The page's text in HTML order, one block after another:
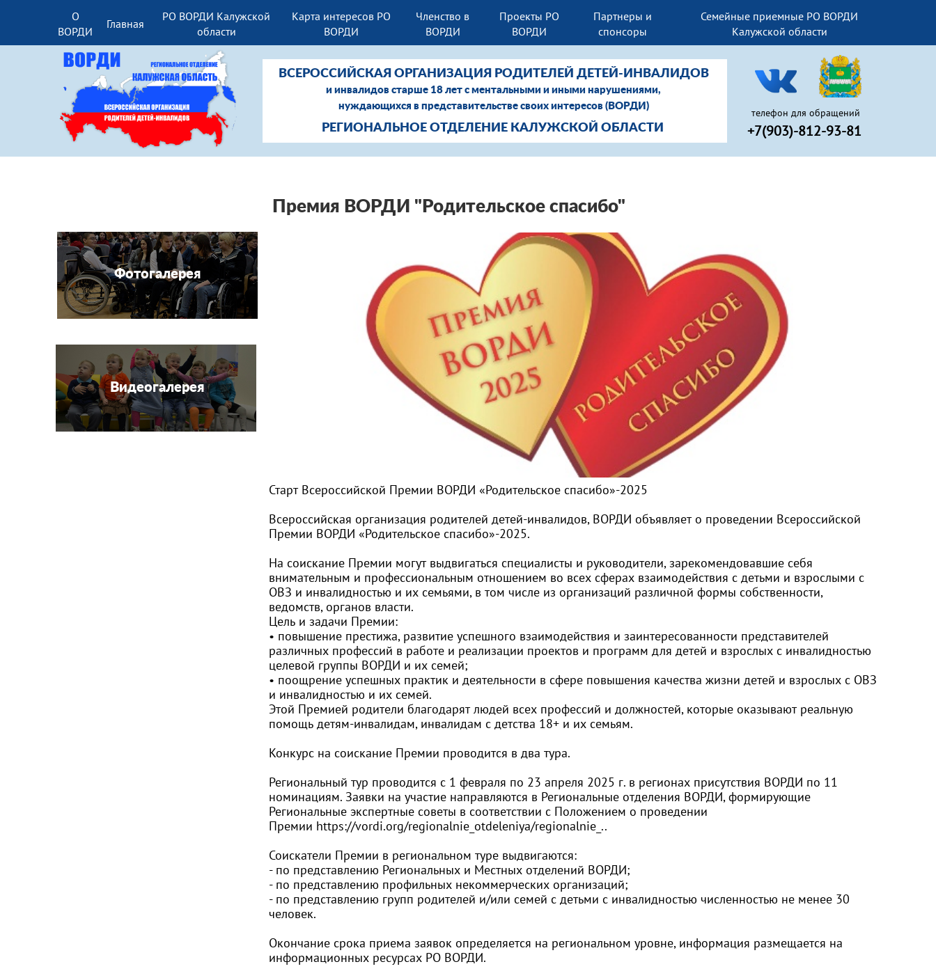
О
ВОРДИ
Главная
РО ВОРДИ Калужской
области
Карта интересов РО
ВОРДИ
Членство в
ВОРДИ
Проекты РО
ВОРДИ
Партнеры и
спонсоры
Семейные приемные РО ВОРДИ
Калужской области
ВСЕРОССИЙСКАЯ ОРГАНИЗАЦИЯ РОДИТЕЛЕЙ ДЕТЕЙ-ИНВАЛИДОВ
и инвалидов старше 18 лет с ментальными и иными нарушениями,
нуждающихся в представительстве своих интересов (ВОРДИ)
РЕГИОНАЛЬНОЕ ОТДЕЛЕНИЕ КАЛУЖСКОЙ ОБЛАСТИ
телефон для обращений
+7(903)-812-93-81
Фотогалерея
Видеогалерея
Премия ВОРДИ "Родительское спасибо"
Старт Всероссийской Премии ВОРДИ «Родительское спасибо»-2025
Всероссийская организация родителей детей-инвалидов, ВОРДИ объявляет о проведении Всероссийской
Премии ВОРДИ «Родительское спасибо»-2025.
На соискание Премии могут выдвигаться специалисты и руководители, зарекомендовавшие себя
внимательным и профессиональным отношением во всех сферах взаимодействия с детьми и взрослыми с
ОВЗ и инвалидностью и их семьями, в том числе из организаций различной формы собственности,
ведомств, органов власти.
Цель и задачи Премии:
• повышение престижа, развитие успешного взаимодействия и заинтересованности представителей
различных профессий в работе и реализации проектов и программ для детей и взрослых с инвалидностью
целевой группы ВОРДИ и их семей;
• поощрение успешных практик и деятельности в сфере повышения качества жизни детей и взрослых с ОВЗ
и инвалидностью и их семей.
Этой Премией родители благодарят людей всех профессий и должностей, которые оказывают реальную
помощь детям-инвалидам, инвалидам с детства 18+ и их семьям.
Конкурс на соискание Премии проводится в два тура.
Региональный тур проводится с 1 февраля по 23 апреля 2025 г. в регионах присутствия ВОРДИ по 11
номинациям. Заявки на участие направляются в Региональные отделения ВОРДИ, формирующие
Региональные экспертные советы в соответствии с Положением о проведении
Премии https://vordi.org/regionalnie_otdeleniya/regionalnie_..
Соискатели Премии в региональном туре выдвигаются:
- по представлению Региональных и Местных отделений ВОРДИ;
- по представлению профильных некоммерческих организаций;
- по представлению групп родителей и/или семей с детьми с инвалидностью численностью не менее 30
человек.
Окончание срока приема заявок определяется на региональном уровне, информация размещается на
информационных ресурсах РО ВОРДИ.